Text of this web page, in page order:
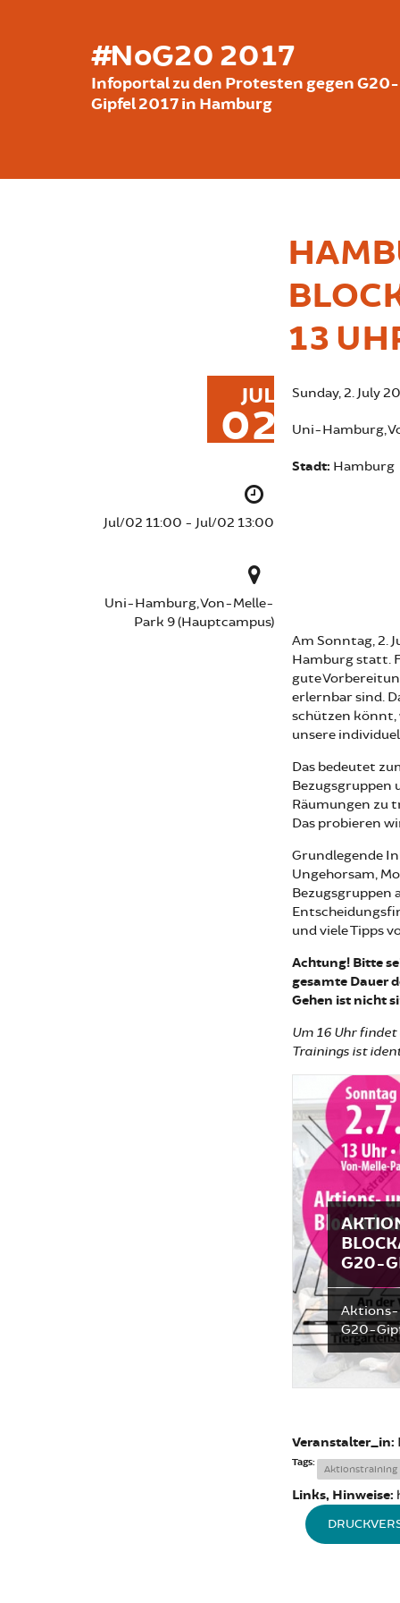
#NoG20 2017
Infoportal zu den Protesten gegen G20-
Gipfel 2017 in Hamburg
13
JUL
02
Jul/02 11:00 - Jul/02 13:00
Uni-Hamburg, Von-Melle-
Park 9 (Hauptcampus)
Sunday, 2. July
Uni-Hamburg,
Stadt: Hamburg
Am Sonntag, 2.
Hamburg statt.
gute
erlernbar sind.
schützen könnt,
unsere
Das bedeutet
Bezugsgruppen
Räumungen zu
Das probieren
Grundlegende
Ungehorsam,
Bezugsgruppen
und viele Tipps
Achtung! Bitte
gesamte Dauer
Gehen ist nicht
Um 16 Uhr
Trainings ist
G20-
Aktions-
G20-
Veranstalter_in:
Tags:
Aktionstraining
Links, Hinweise: